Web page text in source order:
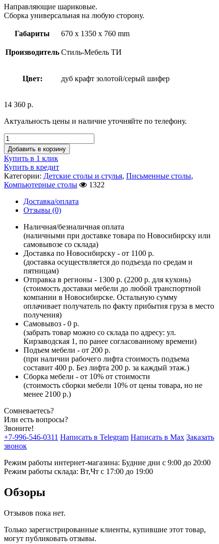
Направляющие шариковые.
Сборка универсальная на любую сторону.
Габариты 670 x 1350 x 760 mm
Производитель Стиль-Мебель ТИ
Цвет: дуб крафт золотой/серый шифер
14 360 р.
Актуальность цены и наличие уточняйте по телефону.
Добавить в корзину
Купить в 1 клик
Купить в кредит
Категории: Детские столы и стулья, Письменные столы,
Компьютерные столы
1322
Доставка/оплата
Отзывы (0)
Наличная/безналичная оплата
(наличными при доставке товара по Новосибирску или
самовывозе со склада)
Доставка по Новосибирску - от 1100 р.
(доставка осуществляется до подъезда по средам и
пятницам)
Отправка в регионы - 1300 р. (2200 р. для кухонь)
(стоимость доставки мебели до любой транспортной
компании в Новосибирске. Остальную сумму
оплачивает получатель по факту прибытия груза в место
получения)
Самовывоз - 0 р.
(забрать товар можно со склада по адресу: ул.
Кирзаводская 1, по ранее согласованному времени)
Подъем мебели - от 200 р.
(при наличии рабочего лифта стоимость подъема
составит 400 р. Без лифта 200 р. за каждый этаж.)
Сборка мебели - от 10% от стоимости
(стоимость сборки мебели 10% от цены товара, но не
менее 2100 р.)
Сомневаетесь?
Или есть вопросы?
Звоните!
+7-996-546-0311 Написать в Telegram Написать в Max Заказать
звонок
Режим работы интернет-магазина: Будние дни с 9:00 до 20:00
Режим работы склада: Вт,Чт с 17:00 до 19:00
Обзоры
Отзывов пока нет.
Только зарегистрированные клиенты, купившие этот товар,
могут публиковать отзывы.